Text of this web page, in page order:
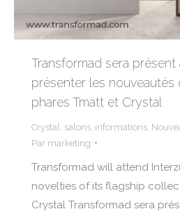
Transformad sera
présenter les
phares Tmatt et Crystal
Crystal salons informations
Par marketing
Transformad will attend
novelties of its flagship
Crystal Transformad sera